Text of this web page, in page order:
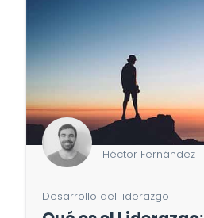
Héctor Fernández
Desarrollo del liderazgo